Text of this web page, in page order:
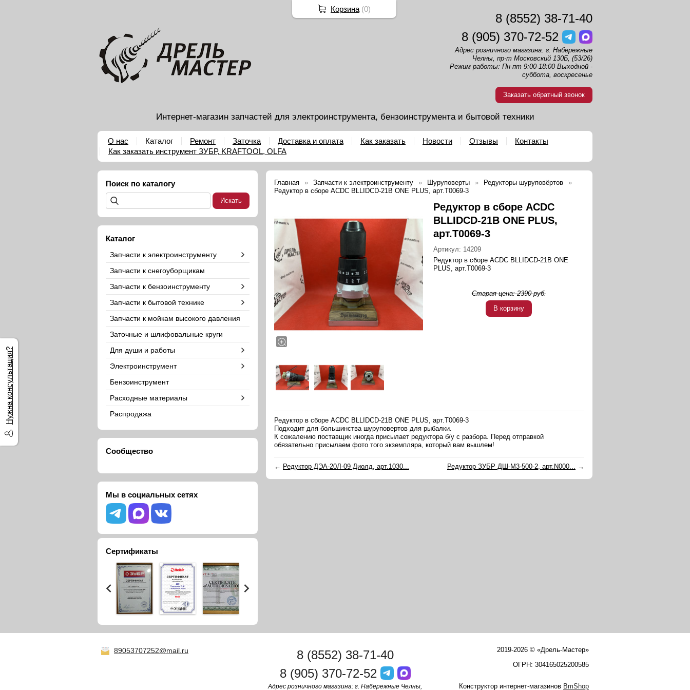
8 (8552) 38-71-40
8 (905) 370-72-52
Адрес розничного магазина: г. Набережные
Челны, пр-т Московский 130Б, (53/26)
Режим работы: Пн-пт 9:00-18:00 Выходной -
суббота, воскресенье
Заказать обратный звонок
Интернет-магазин запчастей для электроинструмента, бензоинструмента и бытовой техники
О нас Каталог Ремонт Заточка Доставка и оплата Как заказать Новости Отзывы
Контакты
Как заказать инструмент ЗУБР, KRAFTOOL, OLFA
Поиск по каталогу
Каталог
Запчасти к электроинструменту
Запчасти к снегоуборщикам
Запчасти к бензоинструменту
Запчасти к бытовой технике
Запчасти к мойкам высокого давления
Заточные и шлифовальные круги
Для души и работы
Электроинструмент
Бензоинструмент
Расходные материалы
Распродажа
Сообщество
Мы в социальных сетях
Сертификаты
Главная Запчасти к электроинструменту Шуруповерты
Редукторы шуруповёртов
Редуктор в сборе ACDC BLLIDCD-21B ONE PLUS, арт.T0069-3
Редуктор в сборе ACDC
BLLIDCD-21B ONE PLUS,
арт.T0069-3
Артикул: 14209
Редуктор в сборе ACDC BLLIDCD-21B ONE
PLUS, арт.T0069-3
Старая цена:2390руб.
В корзину
Редуктор в сборе ACDC BLLIDCD-21B ONE PLUS, арт.T0069-3
Подходит для большинства шуруповертов для рыбалки.
К сожалению поставщик иногда присылает редуктора б/у с разбора. Перед отправкой
обязательно присылаем фото того экземпляра, который вам вышлем!
← Редуктор ДЭА-20Л-09 Диолд, арт.1030... Редуктор ЗУБР ДШ-М3-500-2, арт.N000... →
89053707252@mail.ru
2019-2026 © «Дрель-Мастер»
ОГРН: 304165025200585
Конструктор интернет-магазинов BmShop
8 (8552) 38-71-40
8 (905) 370-72-52
Адрес розничного магазина: г. Набережные Челны,
Нужна консультация?
Корзина (0)